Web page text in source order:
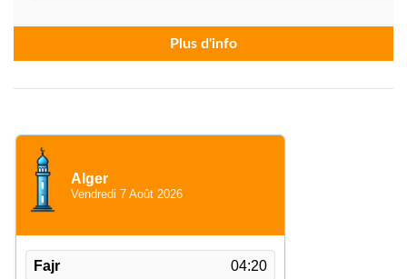
Plus d'info